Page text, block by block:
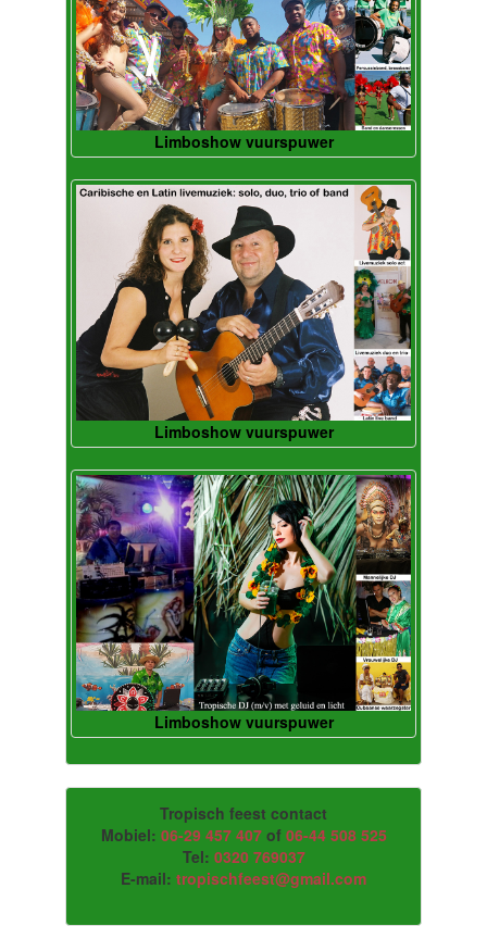
Limboshow vuurspuwer
Limboshow vuurspuwer
Limboshow vuurspuwer
Tropisch feest contact
Mobiel: 06-29 457 407of 06-44 508 525
Tel: 0320 769037
E-mail: tropischfeest@gmail.com